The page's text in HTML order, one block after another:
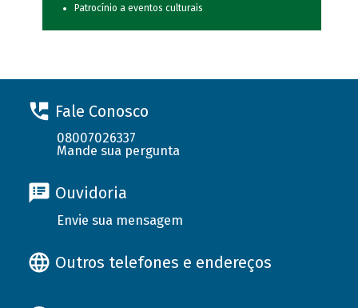
Patrocínio a eventos culturais
Fale Conosco
08007026337
Mande sua pergunta
Ouvidoria
Envie sua mensagem
Outros telefones e endereços